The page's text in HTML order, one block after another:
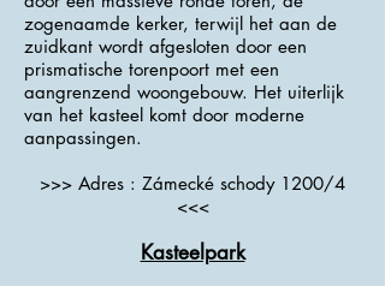
zogenaamde kerker, terwijl het aan de
zuidkant wordt afgesloten door een
prismatische torenpoort met een
aangrenzend woongebouw. Het uiterlijk
van het kasteel komt door moderne
aanpassingen.
>>> Adres : Zámecké schody 1200/4
<<<
Kasteelpark